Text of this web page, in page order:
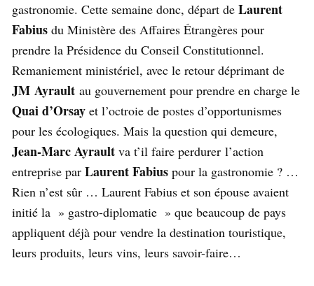
gastronomie. Cette semaine donc, départ de Laurent
Fabius du Ministère des Affaires Étrangères pour
prendre la Présidence du Conseil Constitutionnel.
Remaniement ministériel, avec le retour déprimant de
JM Ayrault au gouvernement pour prendre en charge le
Quai d’Orsay et l’octroie de postes d’opportunismes
pour les écologiques. Mais la question qui demeure,
Jean-Marc Ayrault va t’il faire perdurer l’action
entreprise par Laurent Fabius pour la gastronomie ? …
Rien n’est sûr … Laurent Fabius et son épouse avaient
initié la » gastro-diplomatie » que beaucoup de pays
appliquent déjà pour vendre la destination touristique,
leurs produits, leurs vins, leurs savoir-faire…